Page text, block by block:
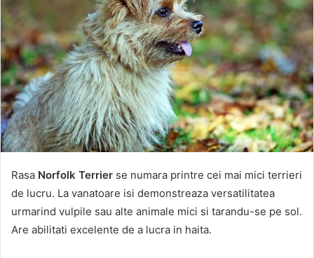
Rasa Norfolk Terrier se numara printre cei mai mici terrieri
de lucru. La vanatoare isi demonstreaza versatilitatea
urmarind vulpile sau alte animale mici si tarandu-se pe sol.
Are abilitati excelente de a lucra in haita.